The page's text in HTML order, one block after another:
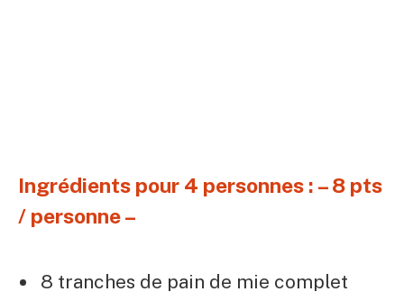
Ingrédients pour 4 personnes : – 8 pts
/ personne –
8 tranches de pain de mie complet